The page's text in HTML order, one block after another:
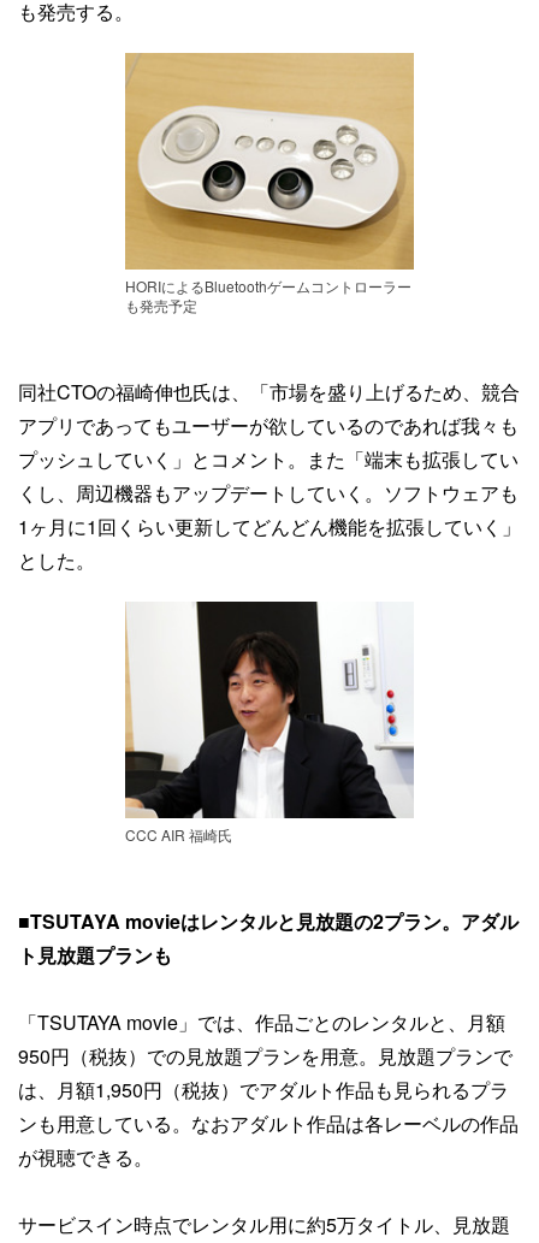
も発売する。
HORIによるBluetoothゲームコントローラー
も発売予定
同社CTOの福崎伸也氏は、「市場を盛り上げるため、競合
アプリであってもユーザーが欲しているのであれば我々も
プッシュしていく」とコメント。また「端末も拡張してい
くし、周辺機器もアップデートしていく。ソフトウェアも
1ヶ月に1回くらい更新してどんどん機能を拡張していく」
とした。
CCC AIR 福崎氏
■TSUTAYA movieはレンタルと見放題の2プラン。アダル
ト見放題プランも
「TSUTAYA movie」では、作品ごとのレンタルと、月額
950円（税抜）での見放題プランを用意。見放題プランで
は、月額1,950円（税抜）でアダルト作品も見られるプラ
ンも用意している。なおアダルト作品は各レーベルの作品
が視聴できる。
サービスイン時点でレンタル用に約5万タイトル、見放題